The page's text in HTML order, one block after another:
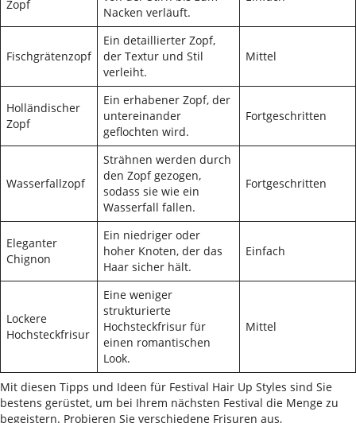
Zopf
Nacken verläuft.
Fischgrätenzopf
Ein detaillierter Zopf,
der Textur und Stil
verleiht.
Mittel
Holländischer
Zopf
Ein erhabener Zopf, der
untereinander
geflochten wird.
Fortgeschritten
Wasserfallzopf
Strähnen werden durch
den Zopf gezogen,
sodass sie wie ein
Wasserfall fallen.
Fortgeschritten
Eleganter
Chignon
Ein niedriger oder
hoher Knoten, der das
Haar sicher hält.
Einfach
Lockere
Hochsteckfrisur
Eine weniger
strukturierte
Hochsteckfrisur für
einen romantischen
Look.
Mittel
Mit diesen Tipps und Ideen für Festival Hair Up Styles sind Sie
bestens gerüstet, um bei Ihrem nächsten Festival die Menge zu
begeistern. Probieren Sie verschiedene Frisuren aus,